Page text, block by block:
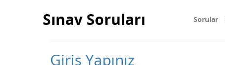
Sınav Soruları Sorular
Giriş Yapınız